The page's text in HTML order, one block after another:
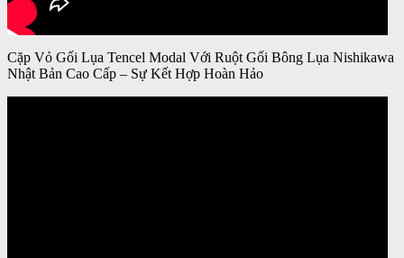
Cặp Vỏ Gối Lụa Tencel Modal Với Ruột Gối Bông Lụa Nishikawa
Nhật Bản Cao Cấp – Sự Kết Hợp Hoàn Hảo